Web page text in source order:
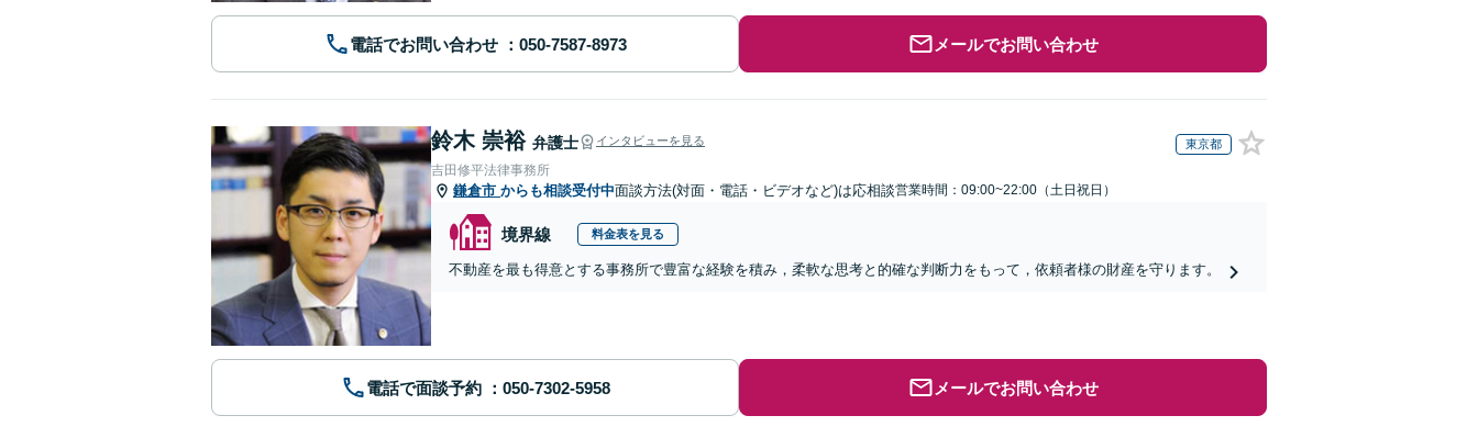
電話でお問い合わせ メールでお問い合わせ
鈴木 崇裕 弁護士 インタビューを見る 東京都
吉田修平法律事務所
鎌倉市 からも相談受付中面談方法(対面・電話・ビデオなど)は応相談営業時間：09:00~22:00（土日祝日）
境界線 料金表を見る
不動産を最も得意とする事務所で豊富な経験を積み，柔軟な思考と的確な判断力をもって，依頼者様の財産を守ります。
電話で面談予約 メールでお問い合わせ